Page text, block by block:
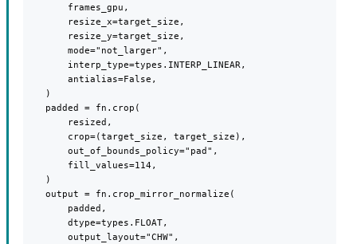
        frames_gpu,
        resize_x=target_size,
        resize_y=target_size,
        mode="not_larger",
        interp_type=types.INTERP_LINEAR,
        antialias=False,
    )
    padded = fn.crop(
        resized,
        crop=(target_size, target_size),
        out_of_bounds_policy="pad",
        fill_values=114,
    )
    output = fn.crop_mirror_normalize(
        padded,
        dtype=types.FLOAT,
        output_layout="CHW",